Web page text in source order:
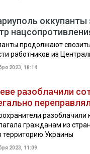
оккупанты
продолжают
работников из
2023, 18:14
разоблачили
разоблачили
гражданам из
территорию Украины
2023, 11:09